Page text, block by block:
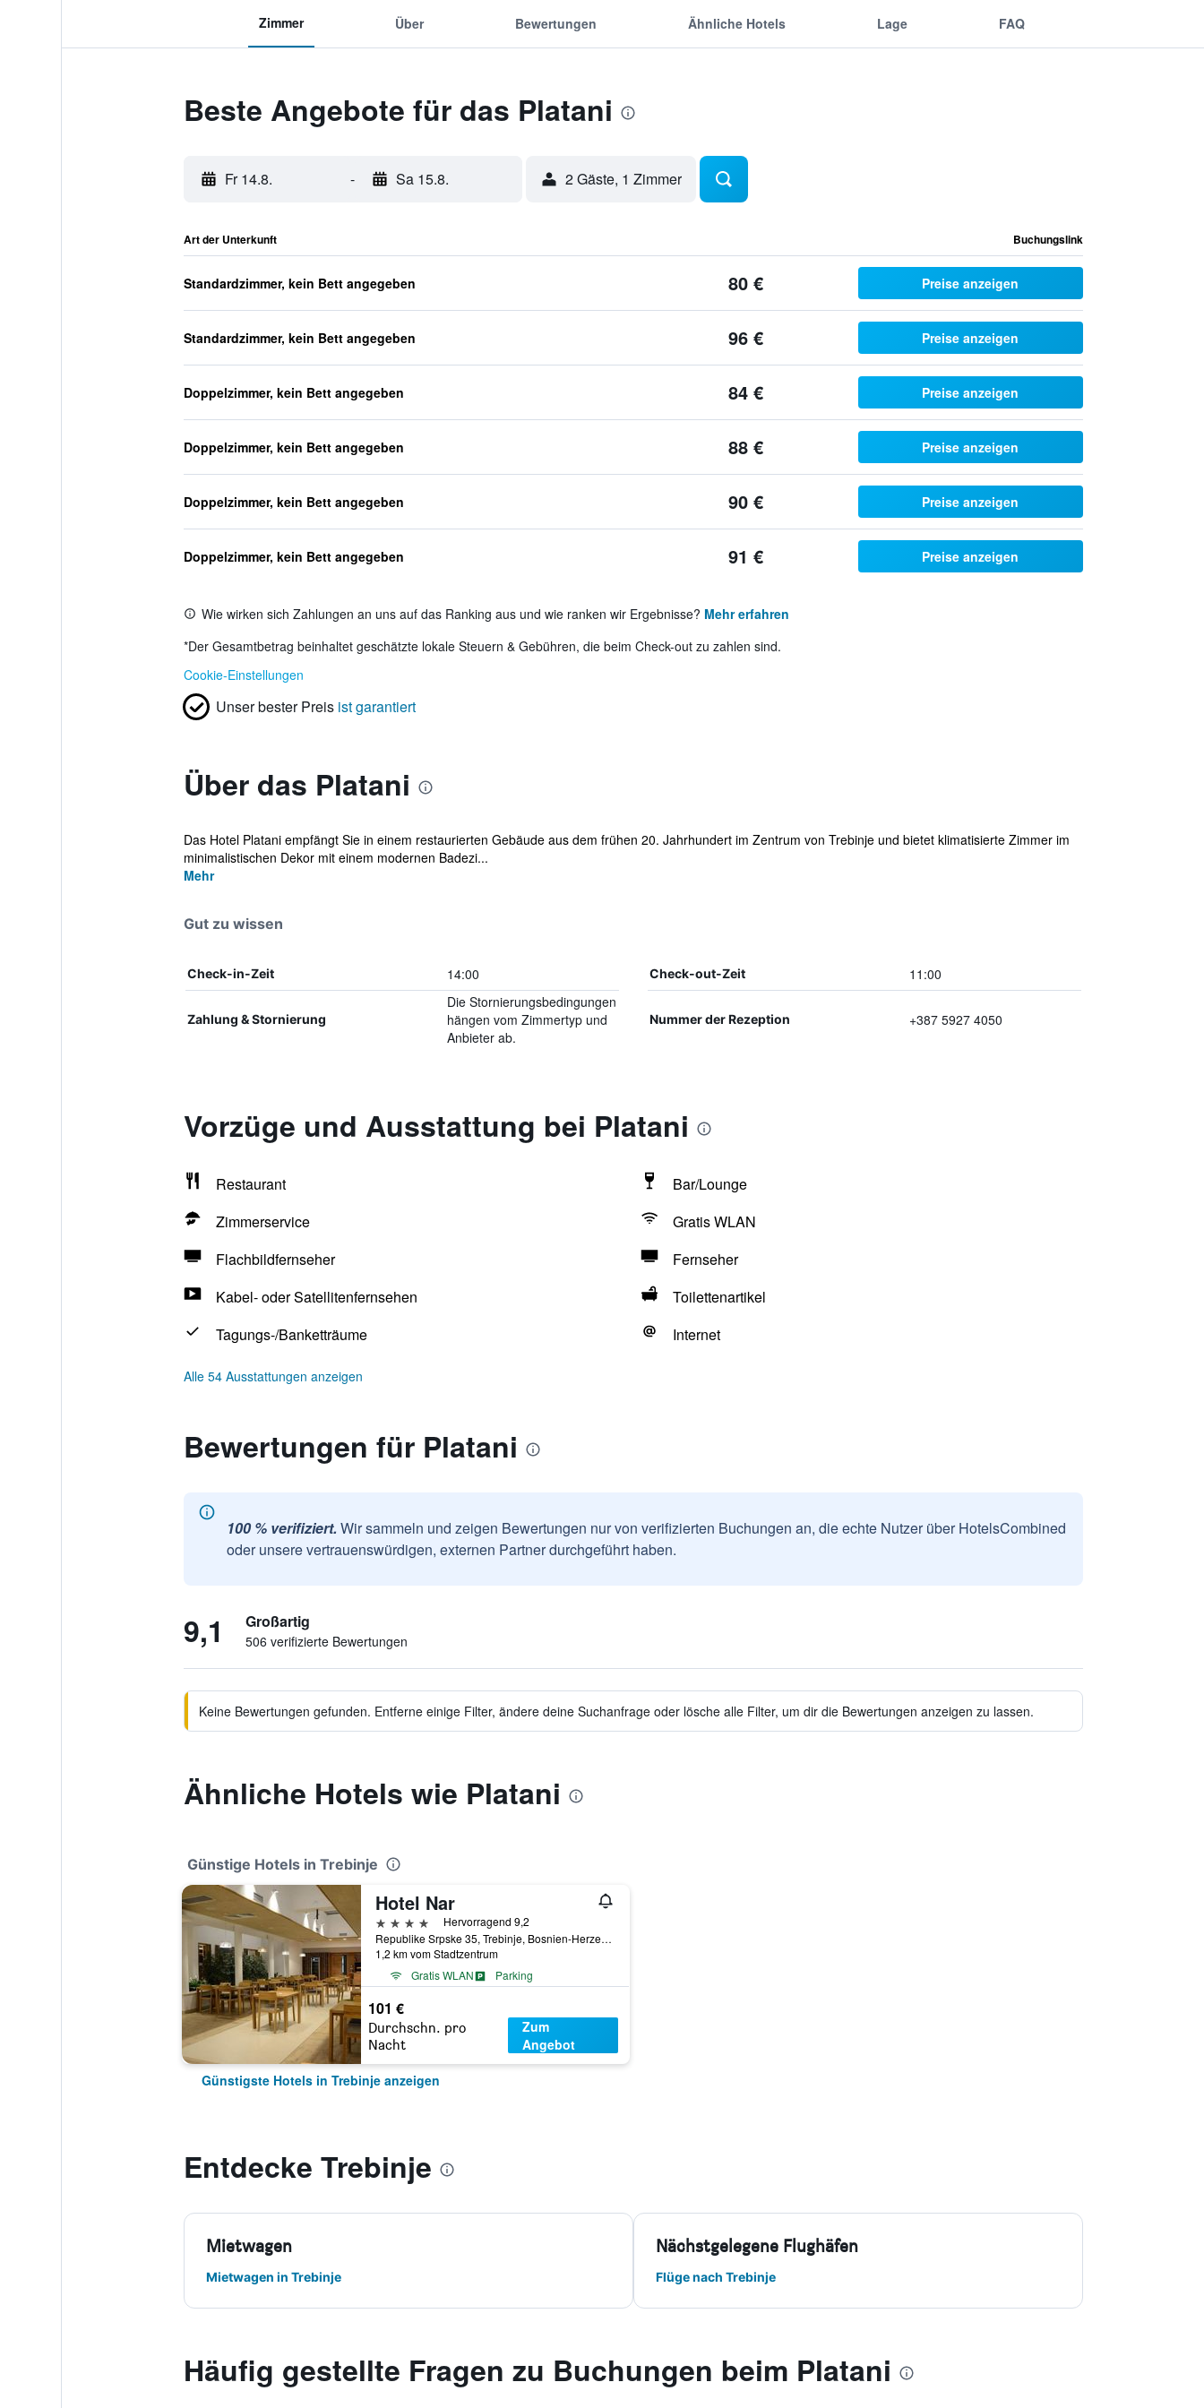
Zimmer Über Bewertungen Ähnliche Hotels Lage FAQ
Beste Angebote für das Platani
Fr 14.8. - Sa 15.8. 2 Gäste, 1 Zimmer
Art der Unterkunft Buchungslink
Standardzimmer, kein Bett angegeben 80 € Preise anzeigen
Standardzimmer, kein Bett angegeben 96 € Preise anzeigen
Doppelzimmer, kein Bett angegeben 84 € Preise anzeigen
Doppelzimmer, kein Bett angegeben 88 € Preise anzeigen
Doppelzimmer, kein Bett angegeben 90 € Preise anzeigen
Doppelzimmer, kein Bett angegeben 91 € Preise anzeigen
Wie wirken sich Zahlungen an uns auf das Ranking aus und wie ranken wir Ergebnisse? Mehr erfahren
*Der Gesamtbetrag beinhaltet geschätzte lokale Steuern & Gebühren, die beim Check-out zu zahlen sind.
Cookie-Einstellungen
Unser bester Preis ist garantiert
Über das Platani
Das Hotel Platani empfängt Sie in einem restaurierten Gebäude aus dem frühen 20. Jahrhundert im Zentrum von Trebinje und bietet klimatisierte Zimmer im
minimalistischen Dekor mit einem modernen Badezi...
Mehr
Gut zu wissen
Check-in-Zeit 14:00 Check-out-Zeit 11:00
Zahlung & Stornierung
Die Stornierungsbedingungen
hängen vom Zimmertyp und
Anbieter ab.
Nummer der Rezeption +387 5927 4050
Vorzüge und Ausstattung bei Platani
Restaurant
Bar/Lounge
Zimmerservice
Gratis WLAN
Flachbildfernseher
Fernseher
Kabel- oder Satellitenfernsehen
Toilettenartikel
Tagungs-/Banketträume
Internet
Alle 54 Ausstattungen anzeigen
Bewertungen für Platani
100 % verifiziert. Wir sammeln und zeigen Bewertungen nur von verifizierten Buchungen an, die echte Nutzer über HotelsCombined
oder unsere vertrauenswürdigen, externen Partner durchgeführt haben.
9,1 Großartig
506 verifizierte Bewertungen
Keine Bewertungen gefunden. Entferne einige Filter, ändere deine Suchanfrage oder lösche alle Filter, um dir die Bewertungen anzeigen zu lassen.
Ähnliche Hotels wie Platani
Günstige Hotels in Trebinje
Hotel Nar
4 Sterne
Hervorragend 9,2
Republike Srpske 35, Trebinje, Bosnien-Herzegowina
1,2 km vom Stadtzentrum
Gratis WLAN
Parking
101 €
Durchschn. pro
Nacht
Zum
Angebot
Günstigste Hotels in Trebinje anzeigen
Entdecke Trebinje
Mietwagen
Mietwagen in Trebinje
Nächstgelegene Flughäfen
Flüge nach Trebinje
Häufig gestellte Fragen zu Buchungen beim Platani